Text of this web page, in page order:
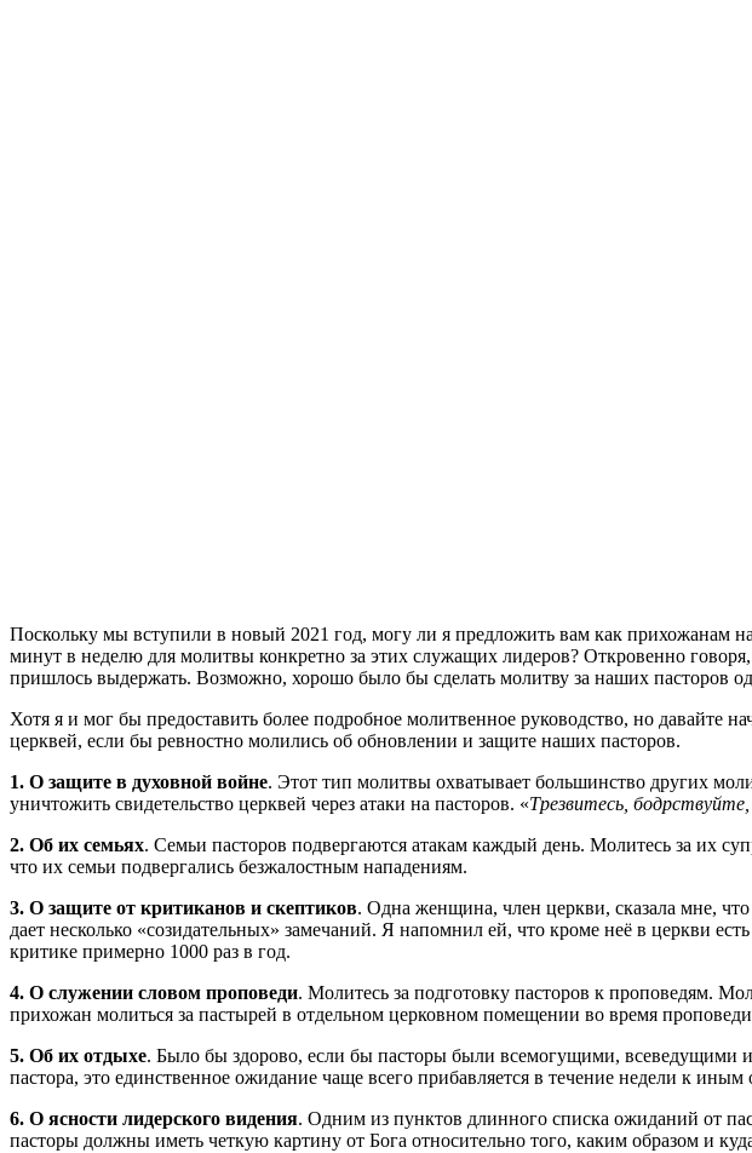
Поскольку мы вступили в новый 2021 год, могу ли я предложить вам как прихожанам
минут в неделю для молитвы конкретно за этих служащих лидеров? Откровенно
пришлось выдержать. Возможно, хорошо было бы сделать молитву за наших пасторов
Хотя я и мог бы предоставить более подробное молитвенное руководство, но
церквей, если бы ревностно молились об обновлении и защите наших пасторов.
1. О защите в духовной войне. Этот тип молитвы охватывает большинство других
уничтожить свидетельство церквей через атаки на пасторов. «Трезвитесь,
2. Об их семьях. Семьи пасторов подвергаются атакам каждый день. Молитесь за их
что их семьи подвергались безжалостным нападениям.
3. О защите от критиканов и скептиков. Одна женщина, член церкви, сказала мне,
дает несколько «созидательных» замечаний. Я напомнил ей, что кроме неё в церкви
критике примерно 1000 раз в год.
4. О служении словом проповеди. Молитесь за подготовку пасторов к проповедям.
прихожан молиться за пастырей в отдельном церковном помещении во время
5. Об их отдыхе. Было бы здорово, если бы пасторы были всемогущими, всеведущими
пастора, это единственное ожидание чаще всего прибавляется в течение недели к
6. О ясности лидерского видения. Одним из пунктов длинного списка ожиданий от
пасторы должны иметь четкую картину от Бога относительно того, каким образом и